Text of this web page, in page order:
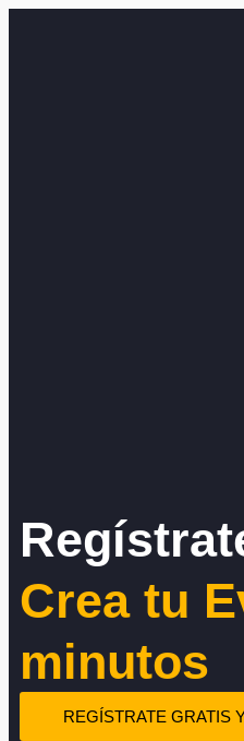
Crea tu
minutos
REGÍSTRATE GRATIS